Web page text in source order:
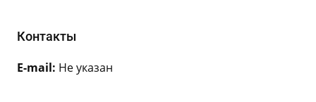
Контакты
E-mail: Не указан